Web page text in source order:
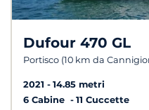
Dufour 470 GL
Portisco (10 km da
2021
14.85 metri
6 Cabine
11 Cuccette